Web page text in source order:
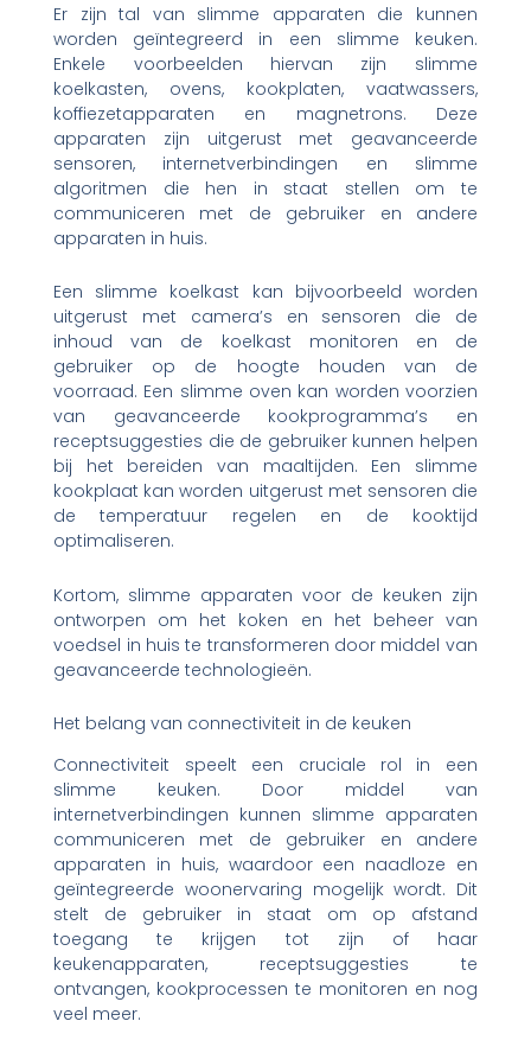
Er zijn tal van slimme apparaten die kunnen
worden geïntegreerd in een slimme keuken.
Enkele voorbeelden hiervan zijn slimme
koelkasten, ovens, kookplaten, vaatwassers,
koffiezetapparaten en magnetrons. Deze
apparaten zijn uitgerust met geavanceerde
sensoren, internetverbindingen en slimme
algoritmen die hen in staat stellen om te
communiceren met de gebruiker en andere
apparaten in huis.
Een slimme koelkast kan bijvoorbeeld worden
uitgerust met camera’s en sensoren die de
inhoud van de koelkast monitoren en de
gebruiker op de hoogte houden van de
voorraad. Een slimme oven kan worden voorzien
van geavanceerde kookprogramma’s en
receptsuggesties die de gebruiker kunnen helpen
bij het bereiden van maaltijden. Een slimme
kookplaat kan worden uitgerust met sensoren die
de temperatuur regelen en de kooktijd
optimaliseren.
Kortom, slimme apparaten voor de keuken zijn
ontworpen om het koken en het beheer van
voedsel in huis te transformeren door middel van
geavanceerde technologieën.
Het belang van connectiviteit in de keuken
Connectiviteit speelt een cruciale rol in een
slimme keuken. Door middel van
internetverbindingen kunnen slimme apparaten
communiceren met de gebruiker en andere
apparaten in huis, waardoor een naadloze en
geïntegreerde woonervaring mogelijk wordt. Dit
stelt de gebruiker in staat om op afstand
toegang te krijgen tot zijn of haar
keukenapparaten, receptsuggesties te
ontvangen, kookprocessen te monitoren en nog
veel meer.